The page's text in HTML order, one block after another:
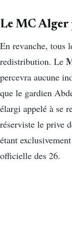
Le MC Alger
En revanche, tous
redistribution. Le
percevra aucune
que le gardien
élargi appelé à se
réserviste le prive
étant
officielle des 26.